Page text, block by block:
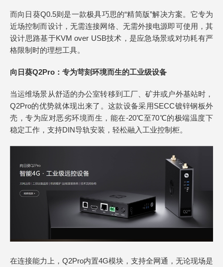
而向日葵Q0.5则是一款极具巧思的“精简版”解决方案。它专为
近场控制而设计，无需连接网络、无需外接电源即可使用，其
设计思路基于KVM over USB技术，是应急场景或对功耗有严
格限制时的理想工具。
向日葵Q2Pro：专为苛刻环境而生的工业级设备
当运维场景从舒适的办公室转移到工厂、矿井或户外基站时，
Q2Pro的优势就体现出来了。这款设备采用SECC镀锌钢板外
壳，专为应对恶劣环境而生，能在-20℃至70℃的极端温度下
稳定工作，支持DIN导轨安装，轻松融入工业控制柜。
在连接能力上，Q2Pro内置4G模块，支持全网通，无论现场是